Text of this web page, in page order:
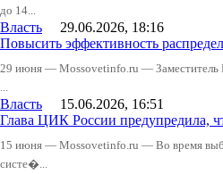
до 14...
Власть 29.06.2026, 18:16
Повысить эффективность
29 июня — Mossovetinfo.ru — Заместитель
...
Власть 15.06.2026, 16:51
Глава ЦИК России предупредила,
15 июня — Mossovetinfo.ru — Во время
систе�...